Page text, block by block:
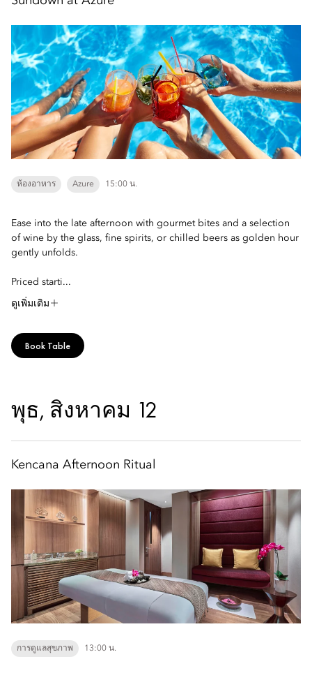
ห้องอาหาร Azure 15:00 น.
Ease into the late afternoon with gourmet bites and a selection
of wine by the glass, fine spirits, or chilled beers as golden hour
gently unfolds.
Priced starti...
ดูเพิ่มเติม
Book Table
พุธ, สิงหาคม 12
Kencana Afternoon Ritual
การดูแลสุขภาพ 13:00 น.